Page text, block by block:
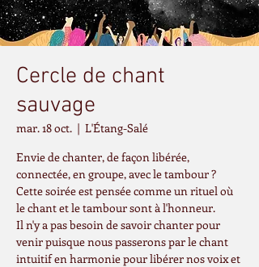
Cercle de chant
sauvage
mar. 18 oct.
  |
L'Étang-Salé
Envie de chanter, de façon libérée,
connectée, en groupe, avec le tambour ?
Cette soirée est pensée comme un rituel où
le chant et le tambour sont à l'honneur.
Il n'y a pas besoin de savoir chanter pour
venir puisque nous passerons par le chant
intuitif en harmonie pour libérer nos voix et